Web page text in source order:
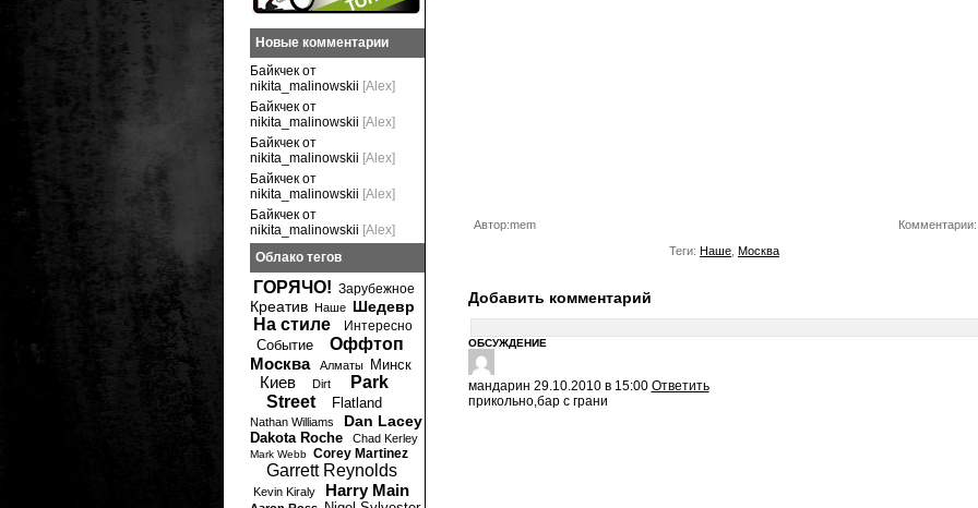
Автор:mem
Комментарии:
Теги: Наше Москва
Добавить комментарий
ОБСУЖДЕНИЕ
мандарин 29.10.2010 в 15:00 Ответить
прикольно,бар с грани
Новые комментарии
Байкчек от
nikita_malinowskii [Alex]
Байкчек от
nikita_malinowskii [Alex]
Байкчек от
nikita_malinowskii [Alex]
Байкчек от
nikita_malinowskii [Alex]
Байкчек от
nikita_malinowskii [Alex]
Облако тегов
ГОРЯЧО! Зарубежное
Креатив Наше Шедевр
На стиле Интересно
Событие
Оффтоп
Москва
Алматы Минск
Киев Dirt
Park
Street
Flatland
Nathan Williams Dan Lacey
Dakota Roche Chad Kerley
Mark Webb Corey Martinez
Garrett Reynolds
Kevin Kiraly Harry Main